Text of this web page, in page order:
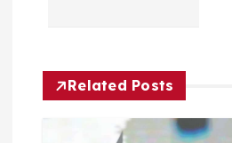
a
Related Posts